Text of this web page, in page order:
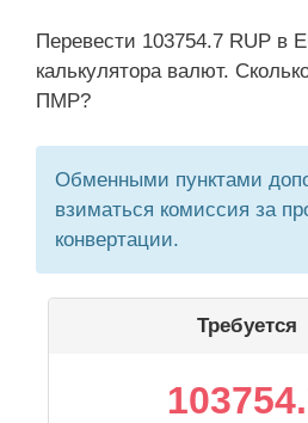
Перевести 103754.7 RUP в
калькулятора валют.
ПМР?
Обменными пунктами
взиматься комиссия за
конвертации.
Требуется